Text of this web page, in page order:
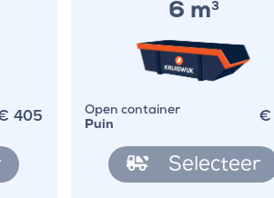
405
6 m3
Open container
Puin
€
Selecteer